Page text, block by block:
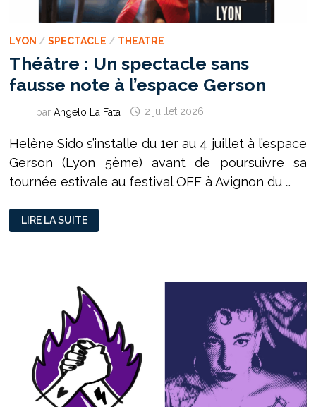
LYON / SPECTACLE / THEATRE
Théâtre : Un spectacle sans
fausse note à l’espace Gerson
par Angelo La Fata 2 juillet 2026
Helène Sido s’installe du 1er au 4 juillet à l’espace
Gerson (Lyon 5ème) avant de poursuivre sa
tournée estivale au festival OFF à Avignon du …
THÉÂTRE
:
UN
LIRE LA SUITE